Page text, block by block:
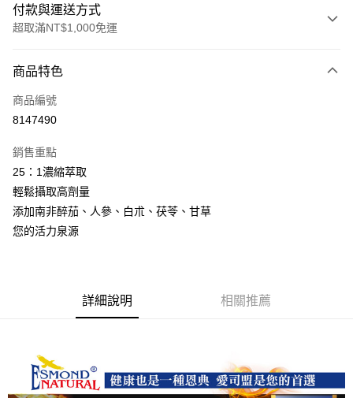
付款與運送方式
超取滿NT$1,000免運
信用卡一次付款
超商取貨付款
運送方式
全家取貨付款
每筆NT$60，滿NT$1,000(含以上)免運費
付款後7-11取貨
每筆NT$60，滿NT$1,000(含以上)免運費
商品特色
商品編號
8147490
銷售重點
25：1濃縮萃取
輕鬆攝取高劑量
添加南非醉茄、人參、白朮、茯苓、甘草
您的活力泉源
詳細說明 相關推薦